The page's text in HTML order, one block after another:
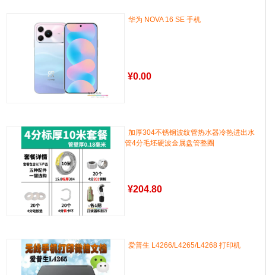
华为 NOVA 16 SE 手机
¥0.00
加厚304不锈钢波纹管热水器冷热进出水
管4分毛坯硬波金属盘管整圈
¥204.80
爱普生 L4266/L4265/L4268 打印机